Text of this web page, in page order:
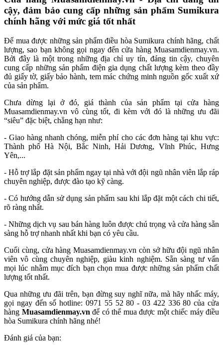
cậy, đảm bảo cung cấp những sản phẩm Sumikura
chính hãng với mức giá tốt nhất
Để mua được những sản phẩm điều hòa Sumikura chính hãng, chất
lượng, sao bạn không gọi ngay đến cửa hàng Muasamdienmay.vn.
Bởi đây là một trong những địa chỉ uy tín, đáng tin cậy, chuyên
cung cấp những sản phẩm điện gia dụng chất lượng kèm theo đầy
đủ giấy tờ, giấy bảo hành, tem mác chứng minh nguồn gốc xuất xứ
của sản phẩm.
Chưa dừng lại ở đó, giá thành của sản phẩm tại cửa hàng
Muasamdienmay.vn vô cùng tốt, đi kèm với đó là những ưu đãi
“siêu” đặc biệt, chẳng hạn như:
- Giao hàng nhanh chóng, miễn phí cho các đơn hàng tại khu vực:
Thành phố Hà Nội, Bắc Ninh, Hải Dương, Vĩnh Phúc, Hưng
Yên,...
- Hỗ trợ lắp đặt sản phẩm ngay tại nhà với đội ngũ nhân viên lắp ráp
chuyên nghiệp, được đào tạo kỹ càng.
- Có hướng dẫn sử dụng sản phẩm sau khi lắp đặt một cách chi tiết,
rõ ràng nhất.
- Những dịch vụ sau bán hàng luôn được chú trọng và cửa hàng sẵn
sàng hỗ trợ nhanh nhất khi bạn có yêu cầu.
Cuối cùng, cửa hàng Muasamdienmay.vn còn sở hữu đội ngũ nhân
viên vô cùng chuyên nghiệp, giàu kinh nghiệm. Sẵn sàng tư vấn
mọi lúc nhằm mục đích bạn chọn mua được những sản phẩm chất
lượng tốt nhất.
Qua những ưu đãi trên, bạn đừng suy nghĩ nữa, mà hãy nhấc máy,
gọi ngay đến số hotline: 0971 55 52 80 - 03 422 336 80 của cửa
hàng Muasamdienmay.vn để có thể mua được một chiếc máy điều
hòa Sumikura chính hãng nhé!
Đánh giá của bạn: